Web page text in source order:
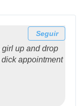
Seguir
up and drop
appointment